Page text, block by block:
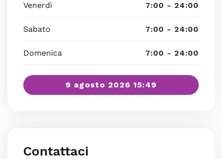
Venerdì 7:00 - 24:00
Sabato 7:00 - 24:00
Domenica 7:00 - 24:00
9 agosto 2026 15:49
Contattaci